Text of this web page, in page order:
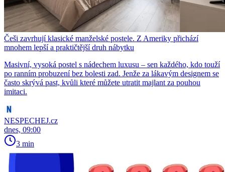
Češi zavrhují klasické manželské postele. Z Ameriky přichází
mnohem lepší a praktičtější druh nábytku
Masivní, vysoká postel s nádechem luxusu – sen každého, kdo touží
po ranním probuzení bez bolesti zad. Jenže za lákavým designem se
často skrývá past, kvůli které můžete utratit majlant za pouhou
imitaci.
NESPECHEJ.cz
dnes, 09:00
3 min